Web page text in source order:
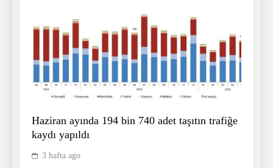
Haziran ayında 194 bin 740 adet taşıtın trafiğe
kaydı yapıldı
3 hafta ago